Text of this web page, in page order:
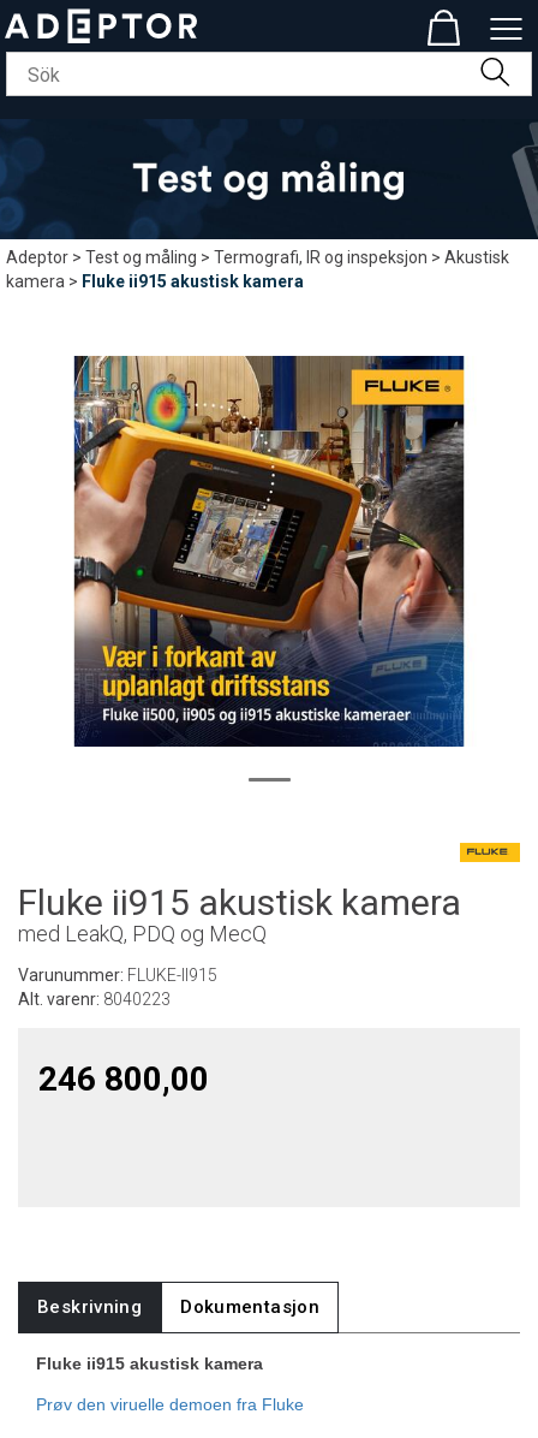
Adeptor>Test og måling>Termografi, IR og inspeksjon>Akustisk
kamera> Fluke ii915 akustisk kamera
Fluke ii915 akustisk kamera
med LeakQ, PDQ og MecQ
Varunummer: FLUKE-II915
Alt. varenr: 8040223
246 800,00
Beskrivning Dokumentasjon
Fluke ii915 akustisk kamera
Prøv den viruelle demoen fra Fluke